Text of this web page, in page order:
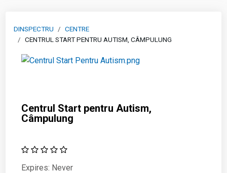
DINSPECTRU
CENTRE
CENTRUL START PENTRU AUTISM, CÂMPULUNG
Centrul Start pentru Autism,
Câmpulung
Expires: Never